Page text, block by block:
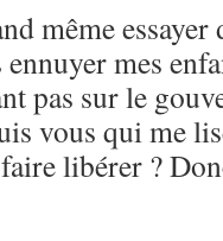
même essayer
mes
pas sur le
vous qui me
libérer ?